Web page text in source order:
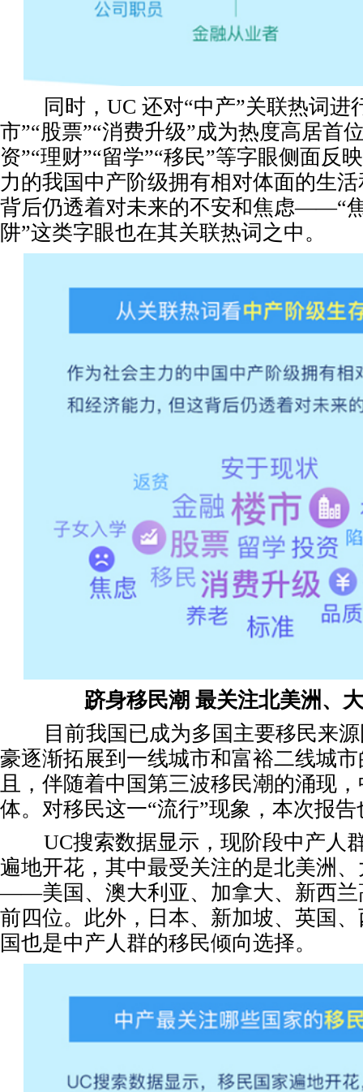
同时，UC 还对“中产”关联热词进
市”“股票”“消费升级”成为热度高居首
资”“理财”“留学”“移民”等字眼侧面反
力的我国中产阶级拥有相对体面的生
背后仍透着对未来的不安和焦虑——“
阱”这类字眼也在其关联热词之中。
跻身移民潮 最关注北美洲、
目前我国已成为多国主要移民来源
豪逐渐拓展到一线城市和富裕二线城
且，伴随着中国第三波移民潮的涌现
体。对移民这一“流行”现象，本次报
UC搜索数据显示，现阶段中产人
遍地开花，其中最受关注的是北美洲
——美国、澳大利亚、加拿大、新西兰
前四位。此外，日本、新加坡、英国
国也是中产人群的移民倾向选择。